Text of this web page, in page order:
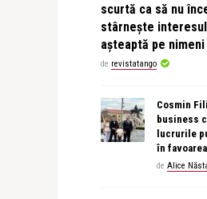
scurtă ca să nu
stârnește
așteaptă pe nimeni
de revistatango
Cosmin
business
lucrurile
în
de Alice